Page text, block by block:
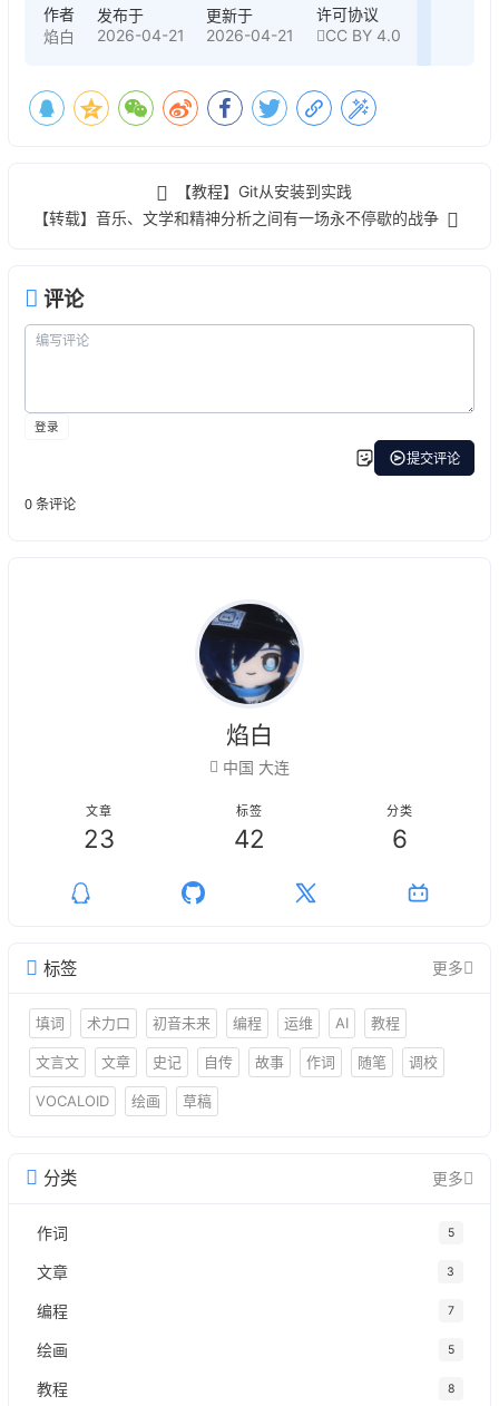
作者
焰白
发布于
2026-04-21
更新于
2026-04-21
许可协议
CC BY 4.0
【教程】Git从安装到实践
【转载】音乐、文学和精神分析之间有一场永不停歇的战争
评论
焰白
中国 大连
文章
23
标签
42
分类
6
标签 更多
填词 术力口 初音未来 编程 运维 AI 教程
文言文 文章 史记 自传 故事 作词 随笔 调校
VOCALOID 绘画 草稿
分类 更多
作词 5
文章 3
编程 7
绘画 5
教程 8